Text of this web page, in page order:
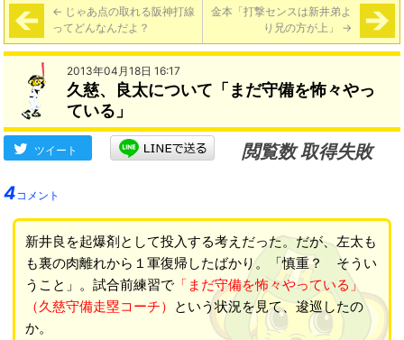
← じゃあ点の取れる阪神打線
ってどんなんだよ？
金本「打撃センスは新井弟よ
り兄の方が上」 →
2013年04月18日 16:17
久慈、良太について「まだ守備を怖々やっ
ている」
ツイート
閲覧数 取得失敗
4コメント
新井良を起爆剤として投入する考えだった。だが、左太も
も裏の肉離れから１軍復帰したばかり。「慎重？ そうい
うこと」。試合前練習で「まだ守備を怖々やっている」
（久慈守備走塁コーチ） という状況を見て、逡巡したの
か。